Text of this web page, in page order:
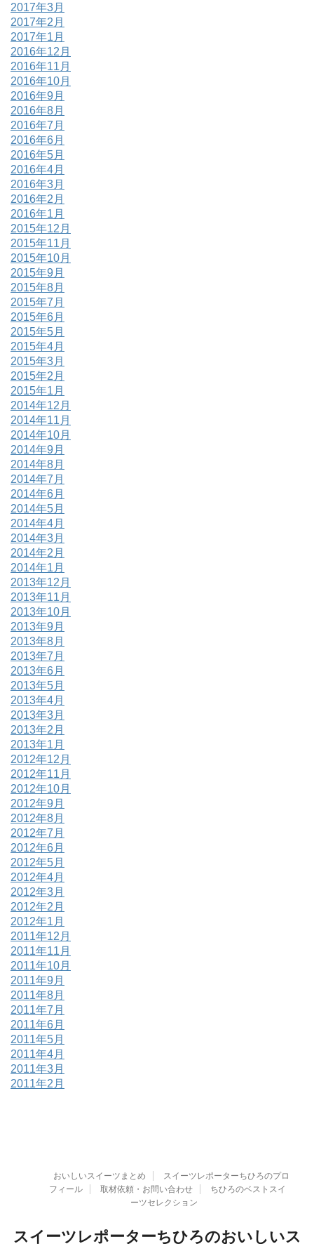
2017年3月
2017年2月
2017年1月
2016年12月
2016年11月
2016年10月
2016年9月
2016年8月
2016年7月
2016年6月
2016年5月
2016年4月
2016年3月
2016年2月
2016年1月
2015年12月
2015年11月
2015年10月
2015年9月
2015年8月
2015年7月
2015年6月
2015年5月
2015年4月
2015年3月
2015年2月
2015年1月
2014年12月
2014年11月
2014年10月
2014年9月
2014年8月
2014年7月
2014年6月
2014年5月
2014年4月
2014年3月
2014年2月
2014年1月
2013年12月
2013年11月
2013年10月
2013年9月
2013年8月
2013年7月
2013年6月
2013年5月
2013年4月
2013年3月
2013年2月
2013年1月
2012年12月
2012年11月
2012年10月
2012年9月
2012年8月
2012年7月
2012年6月
2012年5月
2012年4月
2012年3月
2012年2月
2012年1月
2011年12月
2011年11月
2011年10月
2011年9月
2011年8月
2011年7月
2011年6月
2011年5月
2011年4月
2011年3月
2011年2月
おいしいスイーツまとめ
スイーツレポーターちひろのプロ
フィール
取材依頼・お問い合わせ
ちひろのベストスイ
ーツセレクション
スイーツレポーターちひろのおいしいス